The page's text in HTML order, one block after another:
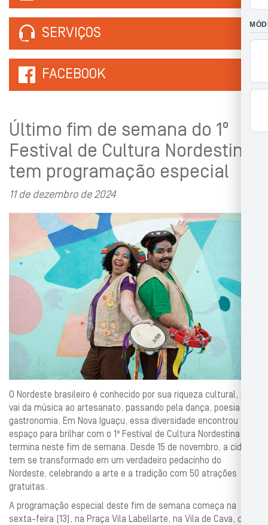
SERVIÇOS
FACEBOOK
Último fim de semana do 1º
Festival de Cultura Nordestina
tem programação especial
11 de dezembro de 2024
O Nordeste brasileiro é conhecido por sua riqueza cultural, que
vai da música ao artesanato, passando pela dança, poesia e
gastronomia. Em Nova Iguaçu, essa diversidade encontrou
espaço para brilhar com o 1º Festival de Cultura Nordestina, que
termina neste fim de semana. Desde 15 de novembro, a cidade
tem se transformado em um verdadeiro pedacinho do
Nordeste, celebrando a arte e a tradição com 50 atrações
gratuitas.
A programação especial deste fim de semana começa na
sexta-feira (13), na Praça Vila Labellarte, na Vila de Cava, com